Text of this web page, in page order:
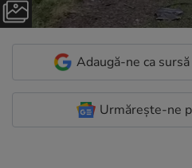
Adaugă-ne ca
Urmărește-ne